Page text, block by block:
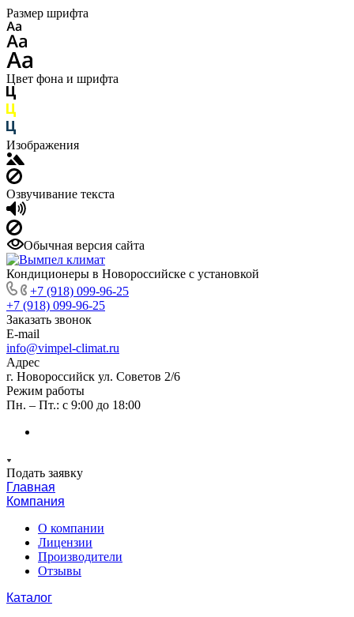
Размер шрифта
Цвет фона и шрифта
Изображения
Озвучивание текста
Обычная версия сайта
Кондиционеры в Новороссийске с установкой
+7 (918) 099-96-25
+7 (918) 099-96-25
Заказать звонок
E-mail
info@vimpel-climat.ru
Адрес
г. Новороссийск ул. Советов 2/6
Режим работы
Пн. – Пт.: с 9:00 до 18:00
Подать заявку
Главная
Компания
О компании
Лицензии
Производители
Отзывы
Каталог